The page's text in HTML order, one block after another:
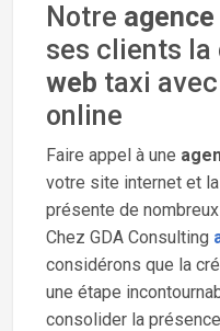
Notre
ses clients la
web taxi
online
Faire appel à une
votre site internet et
présente de
Chez GDA Consulting
considérons que la
une étape
consolider la